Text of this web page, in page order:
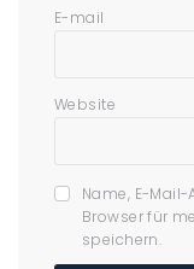
E-mail
Website
Name, E-
Browser für
speichern.